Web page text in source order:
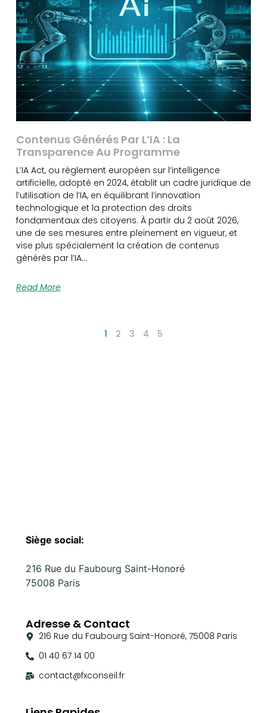
Contenus Générés Par L’IA : La
Transparence Au Programme
L’IA Act, ou règlement européen sur l’intelligence
artificielle, adopté en 2024, établit un cadre juridique de
l’utilisation de l’IA, en équilibrant l’innovation
technologique et la protection des droits
fondamentaux des citoyens. À partir du 2 août 2026,
une de ses mesures entre pleinement en vigueur, et
vise plus spécialement la création de contenus
générés par l’IA…
Read More
1 2 3 4 5
Siège social:
216 Rue du Faubourg Saint-Honoré
75008 Paris
Adresse & Contact
216 Rue du Faubourg Saint-Honoré, 75008 Paris
01 40 67 14 00
contact@fxconseil.fr